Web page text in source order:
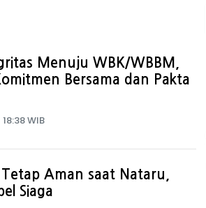
Menuju WBK/WBBM,
Bersama dan Pakta
WIB
Aman saat Nataru,
Siaga